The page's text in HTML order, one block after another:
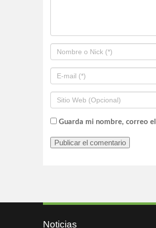
Guarda mi nombre, correo
Noticias